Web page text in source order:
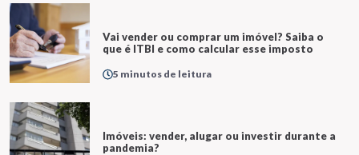
Vai vender ou comprar um imóvel? Saiba o
que é ITBI e como calcular esse imposto
5 minutos de leitura
Imóveis: vender, alugar ou investir durante a
pandemia?